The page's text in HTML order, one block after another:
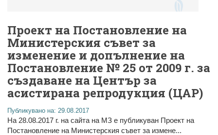
Проект на Постановление на
Министерския съвет за
изменение и допълнение на
Постановление № 25 от 2009 г. за
създаване на Център за
асистирана репродукция (ЦАР)
Публикувано на: 29.08.2017
На 28.08.2017 г. на сайта на МЗ е публикуван Проект на
Постановление на Министерския съвет за измене...